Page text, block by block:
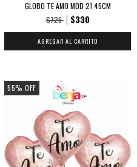
GLOBO TE AMO MOD 21 45CM
$726
$330
55% OFF